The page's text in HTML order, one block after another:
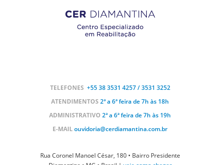
TELEFONES +55 383531 4257 / 3531 3252
ATENDIMENTOS 2ª a 6ª feira de 7h às 18h
ADMINISTRATIVO 2ª a 6ª feira de 7h às 19h
E-MAILouvidoria@cerdiamantina.com.br
Rua Coronel Manoel César, 180 • Bairro Presidente